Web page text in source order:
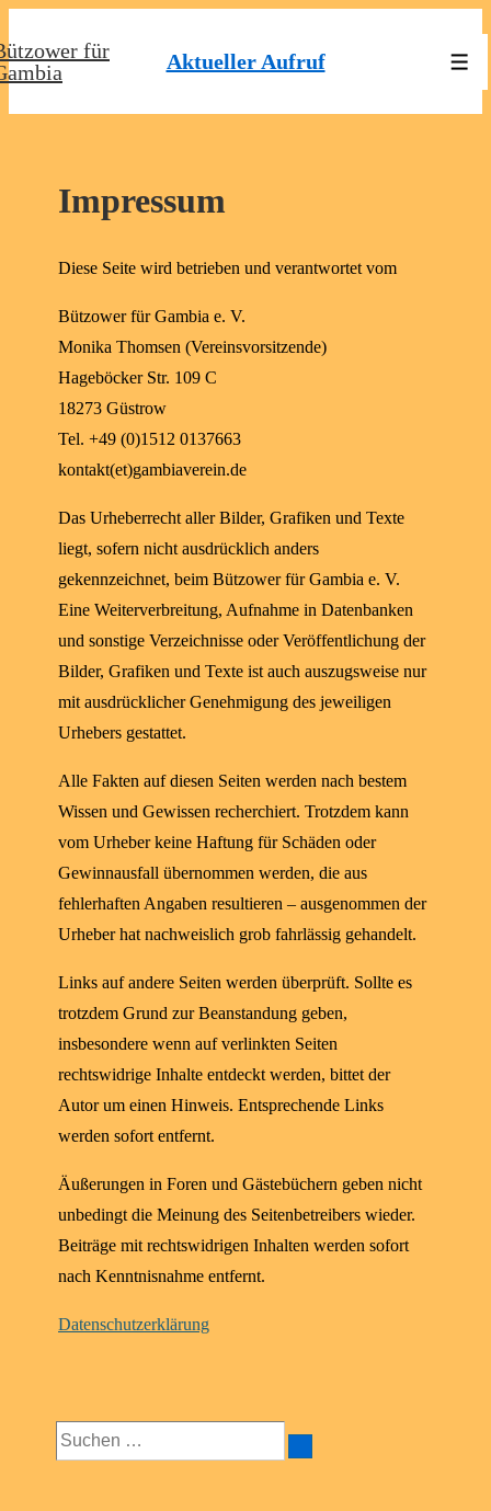
Zum
Inhalt
für
Aktueller Aufruf
Impressum
Diese Seite wird betrieben und verantwortet vom
Bützower für Gambia e. V.
Monika Thomsen (Vereinsvorsitzende)
Hageböcker Str. 109 C
18273 Güstrow
Tel. +49 (0)1512 0137663
kontakt(et)gambiaverein.de
Das Urheberrecht aller Bilder, Grafiken und Texte
liegt, sofern nicht ausdrücklich anders
gekennzeichnet, beim Bützower für Gambia e. V.
Eine Weiterverbreitung, Aufnahme in Datenbanken
und sonstige Verzeichnisse oder Veröffentlichung der
Bilder, Grafiken und Texte ist auch auszugsweise nur
mit ausdrücklicher Genehmigung des jeweiligen
Urhebers gestattet.
Alle Fakten auf diesen Seiten werden nach bestem
Wissen und Gewissen recherchiert. Trotzdem kann
vom Urheber keine Haftung für Schäden oder
Gewinnausfall übernommen werden, die aus
fehlerhaften Angaben resultieren – ausgenommen der
Urheber hat nachweislich grob fahrlässig gehandelt.
Links auf andere Seiten werden überprüft. Sollte es
trotzdem Grund zur Beanstandung geben,
insbesondere wenn auf verlinkten Seiten
rechtswidrige Inhalte entdeckt werden, bittet der
Autor um einen Hinweis. Entsprechende Links
werden sofort entfernt.
Äußerungen in Foren und Gästebüchern geben nicht
unbedingt die Meinung des Seitenbetreibers wieder.
Beiträge mit rechtswidrigen Inhalten werden sofort
nach Kenntnisnahme entfernt.
Datenschutzerklärung
Suchen
nach: